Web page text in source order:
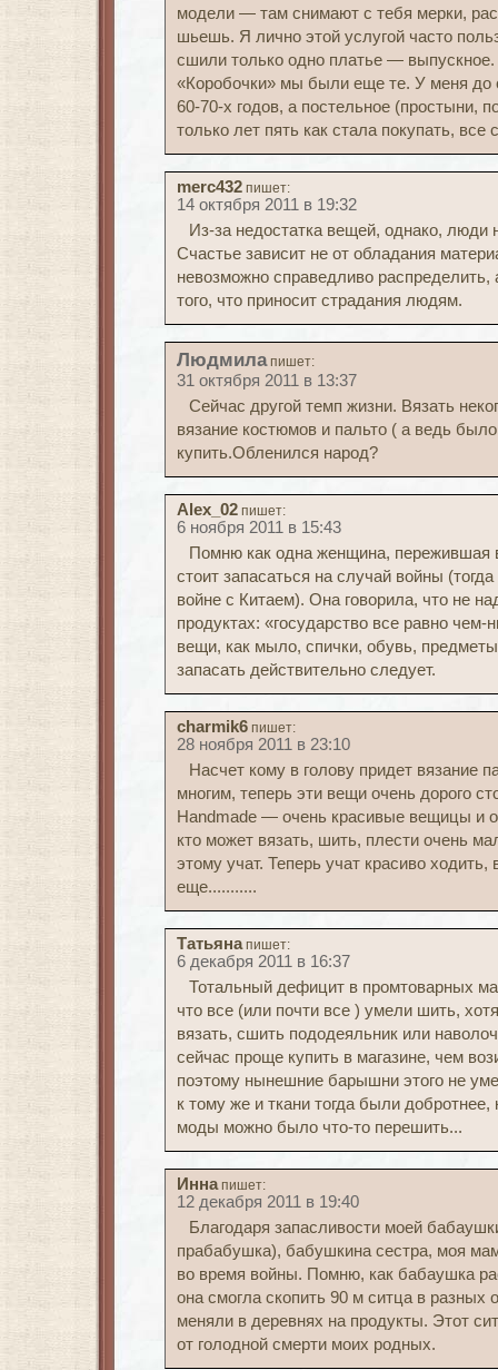
модели — там снимают с тебя мерки,
шьешь. Я лично этой услугой часто
сшили только одно платье —
«Коробочки» мы были еще те. У меня до
60-70-х годов, а постельное (простыни,
только лет пять как стала покупать,
merc432 пишет:
14 октября 2011 в 19:32
Из-за недостатка вещей, однако, люди
Счастье зависит не от обладания
невозможно справедливо распределить,
того, что приносит страдания людям.
Людмила пишет:
31 октября 2011 в 13:37
Сейчас другой темп жизни. Вязать
вязание костюмов и пальто ( а ведь
купить.Обленился народ?
Alex_02 пишет:
6 ноября 2011 в 15:43
Помню как одна женщина, пережившая
стоит запасаться на случай войны
войне с Китаем). Она говорила, что не
продуктах: «государство все равно
вещи, как мыло, спички, обувь,
запасать действительно следует.
charmik6 пишет:
28 ноября 2011 в 23:10
Насчет кому в голову придет вязание
многим, теперь эти вещи очень дорого
Handmade — очень красивые вещицы и
кто может вязать, шить, плести очень
этому учат. Теперь учат красиво
еще...........
Татьяна пишет:
6 декабря 2011 в 16:37
Тотальный дефицит в промтоварных
что все (или почти все ) умели шить,
вязать, сшить пододеяльник или
сейчас проще купить в магазине, чем
поэтому нынешние барышни этого не
к тому же и ткани тогда были
моды можно было что-то перешить...
Инна пишет:
12 декабря 2011 в 19:40
Благодаря запасливости моей
прабабушка), бабушкина сестра, моя
во время войны. Помню, как бабаушка
она смогла скопить 90 м ситца в разных
меняли в деревнях на продукты. Этот
от голодной смерти моих родных.